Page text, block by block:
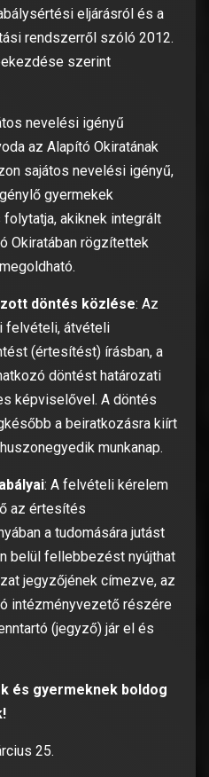
eljárásról és a
rendszerről szóló 2012.
szerint
nevelési igényű
az Alapító Okiratának
sajátos nevelési igényű,
gyermekek
akiknek integrált
Okiratában rögzítettek
döntés közlése: Az
felvételi, átvételi
(értesítést) írásban, a
döntést határozati
képviselővel. A döntés
a beiratkozásra kiírt
munkanap.
: A felvételi kérelem
az értesítés
a tudomására jutást
belül fellebbezést nyújthat
jegyzőjének címezve, az
intézményvezető részére
(jegyző) jár el és
és gyermeknek boldog
25.